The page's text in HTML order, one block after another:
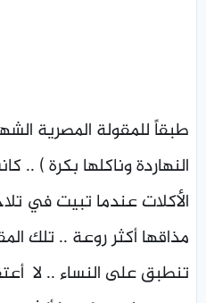
طبقاً للمقولة المصرية
النهاردة وناكلها بكرة )
الأكلات عندما تبيت في
مذاقها أكثر روعة .. تلك
تنطبق على النساء .. لا